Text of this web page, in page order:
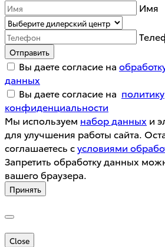
Имя
Отправить
Вы даете согласие на
данных
Вы даете согласие на политику
конфиденциальности
Мы используем набор данных и
для улучшения работы сайта.
соглашаетесь сусловиями
Запретить обработку данных
вашего браузера.
Принять
Close